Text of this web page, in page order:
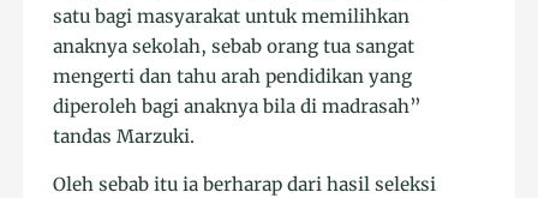
satu bagi masyarakat untuk memilihkan
anaknya sekolah, sebab orang tua sangat
mengerti dan tahu arah pendidikan yang
diperoleh bagi anaknya bila di madrasah”
tandas Marzuki.
Oleh sebab itu ia berharap dari hasil seleksi